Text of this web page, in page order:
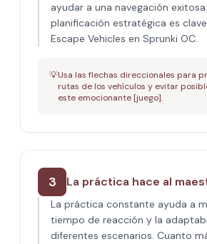
ayudar a una navegación
planificación estratégica es
Escape Vehicles en Sprunki OC.
💡Usa las flechas direccionales para
rutas de los vehículos y evitar
este emocionante [juego].
3 La práctica hace al
La práctica constante ayuda a
tiempo de reacción y la
diferentes escenarios. Cuanto